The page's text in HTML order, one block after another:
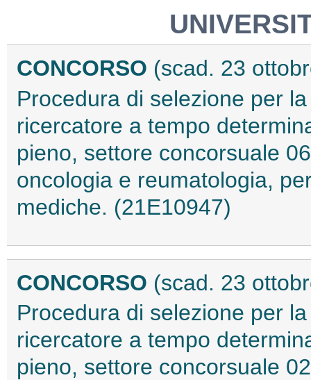
CONCORSO (scad. 23
Procedura di selezione per
ricercatore a tempo
pieno, settore concorsuale
oncologia e reumatologia,
mediche. (21E10947)
CONCORSO (scad. 23
Procedura di selezione per
ricercatore a tempo
pieno, settore concorsuale